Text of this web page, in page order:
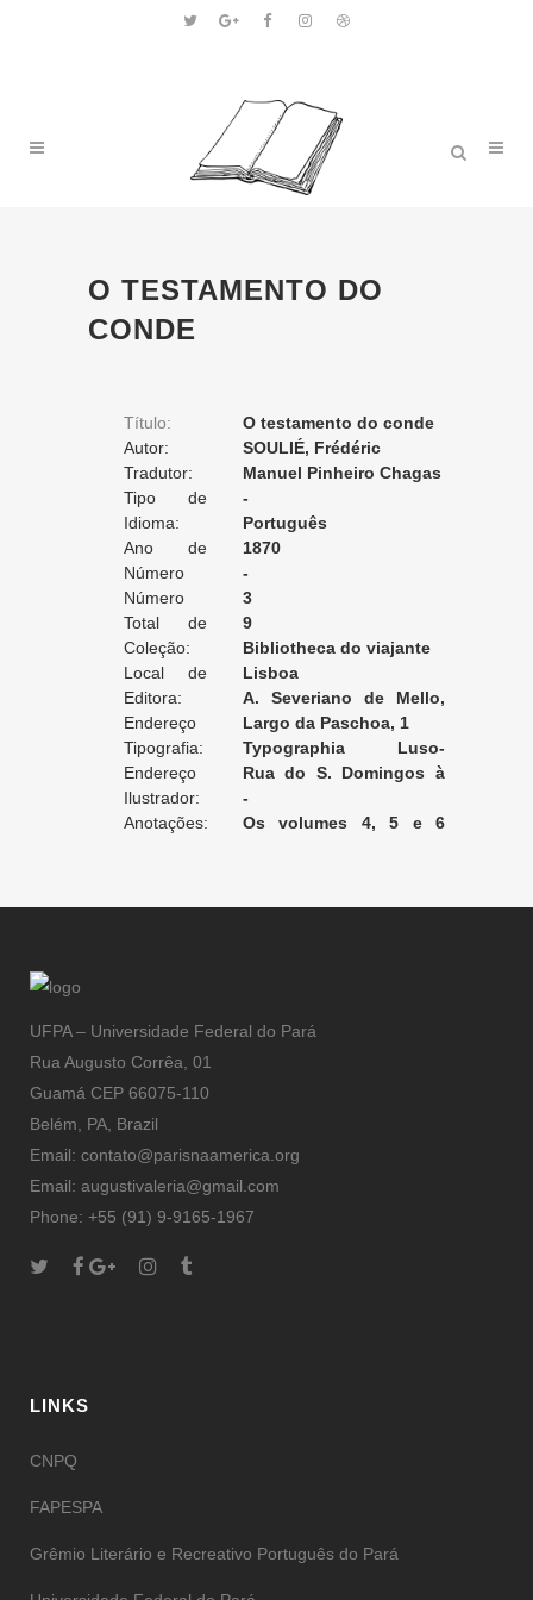
O TESTAMENTO DO
CONDE
Título:
O testamento do conde
Autor:
SOULIÉ, Frédéric
Tradutor:
Manuel Pinheiro Chagas
Tipo de
Tradução:
-
Idioma:
Português
Ano de
Edição:
1870
Número
da Edição:
-
Número
do Volume:
3
Total de
Volumes:
9
Coleção:
Bibliotheca do viajante
Local de
Edição:
Lisboa
Editora:
A. Severiano de Mello,
editor
Endereço
da Editora:
Largo da Paschoa, 1
Tipografia:
Typographia Luso-
Britannica
Endereço
da Tipografia:
Rua do S. Domingos à
Lapa, 31 [Lisboa]
Ilustrador:
-
Anotações:
Os volumes 4, 5 e 6
UFPA – Universidade Federal do Pará
Rua Augusto Corrêa, 01
Guamá CEP 66075-110
Belém, PA, Brazil
Email: contato@parisnaamerica.org
Email: augustivaleria@gmail.com
Phone: +55 (91) 9-9165-1967
LINKS
CNPQ
FAPESPA
Grêmio Literário e Recreativo Português do Pará